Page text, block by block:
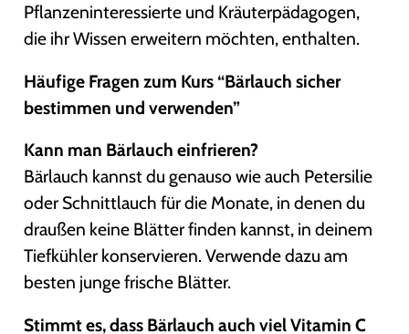
Pflanzeninteressierte und Kräuterpädagogen,
die ihr Wissen erweitern möchten, enthalten.
Häufige Fragen zum Kurs “Bärlauch sicher
bestimmen und verwenden”
Kann man Bärlauch einfrieren?
Bärlauch kannst du genauso wie auch Petersilie
oder Schnittlauch für die Monate, in denen du
draußen keine Blätter finden kannst, in deinem
Tiefkühler konservieren. Verwende dazu am
besten junge frische Blätter.
Stimmt es, dass Bärlauch auch viel Vitamin C